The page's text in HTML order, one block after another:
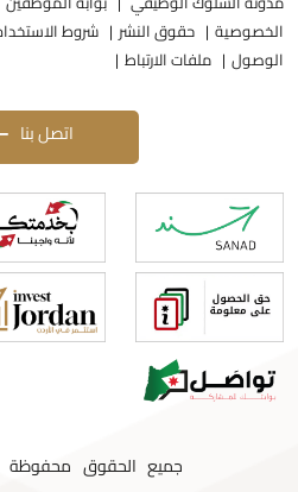
الخصوصية
حقوق النشر شروط الاستخدام
الوصول
ملفات الارتباط
اتصل بنا